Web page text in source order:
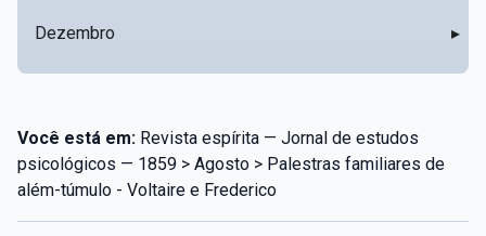
Dezembro ▸
Você está em: Revista espírita — Jornal de estudos
psicológicos — 1859 > Agosto > Palestras familiares de
além-túmulo - Voltaire e Frederico